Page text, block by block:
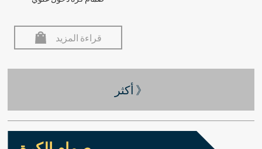
قراءة المزيد
أكثر 》